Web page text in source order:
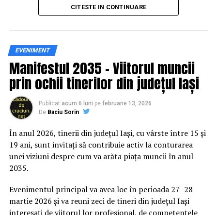
produce şi comercializa un SUV 100% electric în viitorul
apropiat care se va adăuga modelului Leaf.
practică și accesibilă publicului larg.
Siguranța rutieră, adusă mai
aproape de comunitate
Datele privind accidentele rutiere din România continuă
să evidențieze necesitatea unor inițiative de educație și
prevenție. În 2025, peste 3.000 de persoane au fost
rănite grav în accidente rutiere, iar mai mult de 1.300 și-
au pierdut viața pe șoselele din țară.
În acest context, campania „Condu Prudent! Alege
Viața!” își propune să transforme informația teoretică
într-o experiență directă, prin simulări și demonstrații
care îi ajută pe participanți să înțeleagă concret
impactul deciziilor luate în trafic.
CITESTE IN CONTINUARE
EVENIMENT
Manifestul 2035 – Viitorul muncii
prin ochii tinerilor din județul Iași
Publicat acum 6 luni pe februarie 13, 2026
De Baciu Sorin
În anul 2026, tinerii din județul Iași, cu vârste între 15 și
19 ani, sunt invitați să contribuie activ la conturarea
unei viziuni despre cum va arăta piața muncii în anul
2035.
Evenimentul principal va avea loc în perioada 27–28
martie 2026 și va reuni zeci de tineri din județul Iași
interesați de viitorul lor profesional, de competențele